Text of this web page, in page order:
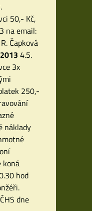
50,- Kč,
na email:
Čapková
4.5.
3x
250,-
náklady
koná
hod
dne